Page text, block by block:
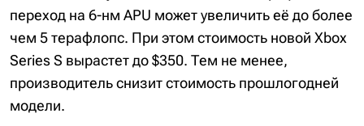
переход на 6-нм APU может увеличить её до более
чем 5 терафлопс. При этом стоимость новой Xbox
Series S вырастет до $350. Тем не менее,
производитель снизит стоимость прошлогодней
модели.